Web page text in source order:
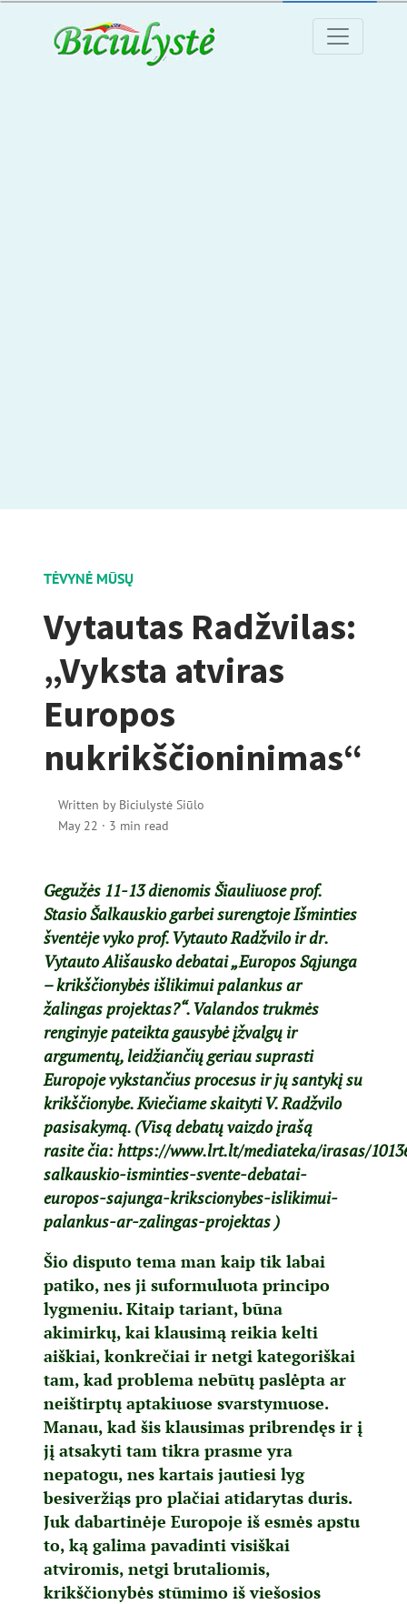
TĖVYNĖ MŪSŲ
Vytautas Radžvilas:
„Vyksta atviras
Europos
nukrikščioninimas“
Written by Biciulystė Siūlo
May 22 · 3 min read
Gegužės 11-13 dienomis Šiauliuose prof.
Stasio Šalkauskio garbei surengtoje Išminties
šventėje vyko prof. Vytauto Radžvilo ir dr.
Vytauto Ališausko debatai „Europos Sąjunga
– krikščionybės išlikimui palankus ar
žalingas projektas?“. Valandos trukmės
renginyje pateikta gausybė įžvalgų ir
argumentų, leidžiančių geriau suprasti
Europoje vykstančius procesus ir jų santykį su
krikščionybe. Kviečiame skaityti V. Radžvilo
pasisakymą. (Visą debatų vaizdo įrašą
rasitečia: https://www.lrt.lt/mediateka/irasas/
salkauskio-isminties-svente-debatai-
europos-sajunga-krikscionybes-islikimui-
palankus-ar-zalingas-projektas )
Šio disputo tema man kaip tik labai
patiko, nes ji suformuluota principo
lygmeniu. Kitaip tariant, būna
akimirkų, kai klausimą reikia kelti
aiškiai, konkrečiai ir netgi kategoriškai
tam, kad problema nebūtų paslėpta ar
neištirptų aptakiuose svarstymuose.
Manau, kad šis klausimas pribrendęs ir į
jį atsakyti tam tikra prasme yra
nepatogu, nes kartais jautiesi lyg
besiveržiąs pro plačiai atidarytas duris.
Juk dabartinėje Europoje iš esmės apstu
to, ką galima pavadinti visiškai
atviromis, netgi brutaliomis,
krikščionybės stūmimo iš viešosios